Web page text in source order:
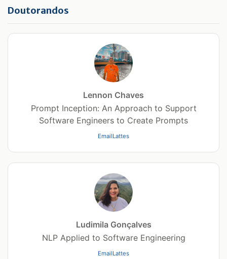
Doutorandos
Lennon Chaves
Prompt Inception: An Approach to Support
Software Engineers to Create Prompts
EmailLattes
Ludimila Gonçalves
NLP Applied to Software Engineering
EmailLattes